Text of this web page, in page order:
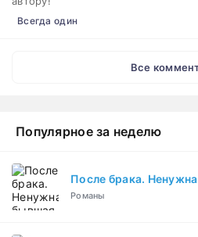
Всегда один
Все
Популярное за неделю
После брака.
Романы